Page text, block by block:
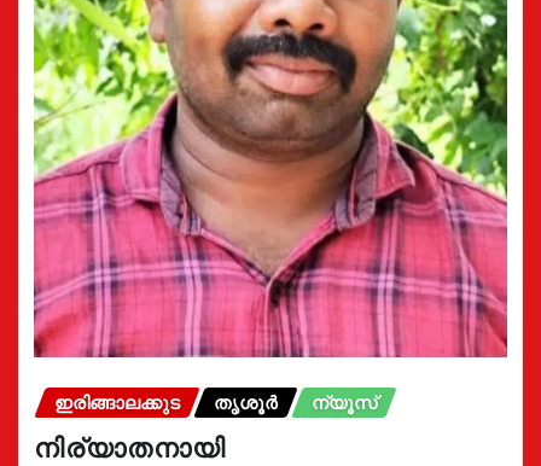
ഇരിങ്ങാലക്കുട തൃശൂർ ന്യൂസ്
നിര്യാതനായി